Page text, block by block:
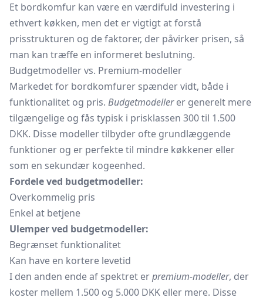
Et bordkomfur kan være en værdifuld investering i
ethvert køkken, men det er vigtigt at forstå
prisstrukturen og de faktorer, der påvirker prisen, så
man kan træffe en informeret beslutning.
Budgetmodeller vs. Premium-modeller
Markedet for bordkomfurer spænder vidt, både i
funktionalitet og pris. Budgetmodellerer generelt mere
tilgængelige og fås typisk i prisklassen 300 til 1.500
DKK. Disse modeller tilbyder ofte grundlæggende
funktioner og er perfekte til mindre køkkener eller
som en sekundær kogeenhed.
Fordele ved budgetmodeller:
Overkommelig pris
Enkel at betjene
Ulemper ved budgetmodeller:
Begrænset funktionalitet
Kan have en kortere levetid
I den anden ende af spektret erpremium-modeller, der
koster mellem 1.500 og 5.000 DKK eller mere. Disse